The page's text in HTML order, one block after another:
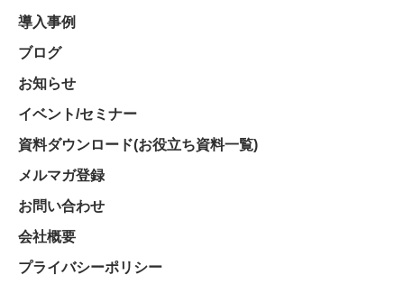
導入事例
ブログ
お知らせ
イベント/セミナー
資料ダウンロード(お役立ち資料一覧)
メルマガ登録
お問い合わせ
会社概要
プライバシーポリシー